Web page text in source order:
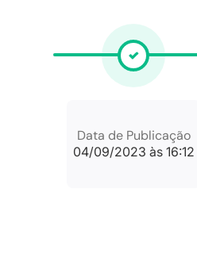
Data de Publicação
04/09/2023 às 16:12